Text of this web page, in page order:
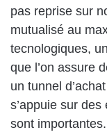
pas reprise sur
mutualisé au
tecnologiques,
que l’on assure
un tunnel
s’appuie sur
sont importantes.